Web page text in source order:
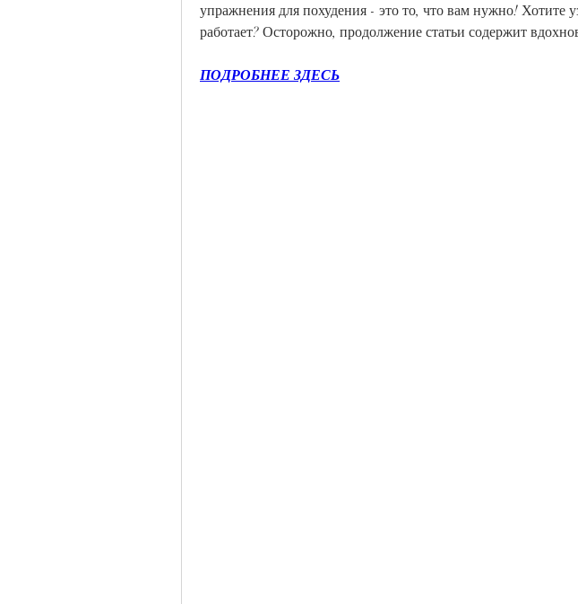
упражнения для похудения - это то, что вам нужно! Хотите
работает? Осторожно, продолжение статьи содержит
ПОДРОБНЕЕ ЗДЕСЬ